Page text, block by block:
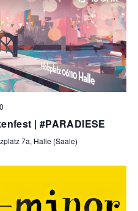
| #PARADIESE
7a, Halle (Saale)